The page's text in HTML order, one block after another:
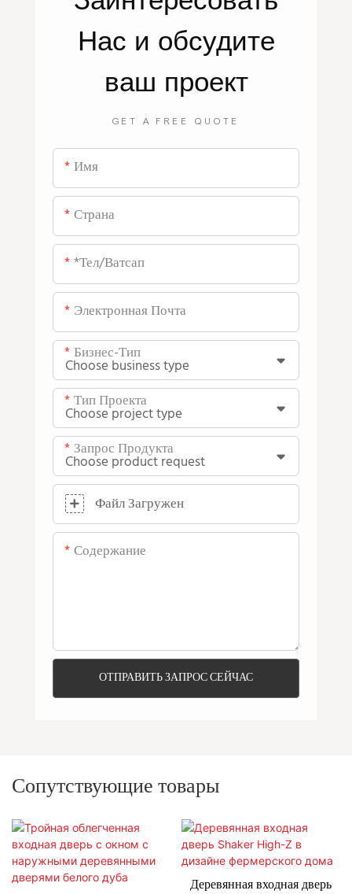
Нас и обсудите
ваш проект
GET A FREE QUOTE
Имя
Страна
*тел/ватсап
Электронная Почта
Бизнес-Тип
Тип Проекта
Запрос Продукта
Файл Загружен
Содержание
ОТПРАВИТЬ ЗАПРОС СЕЙЧАС
Сопутствующие товары
Деревянная входная дверь